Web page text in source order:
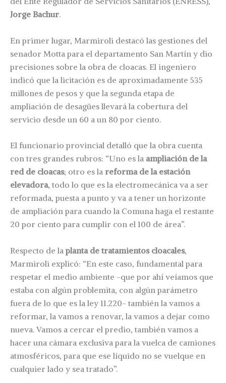
Jorge Bachur.
En primer lugar, Marmiroli destacó las gestiones del
senador Motta para el departamento San Martín y dio
precisiones sobre la obra de cloacas. El ingeniero
indicó que la licitación es de aproximadamente 535
millones de pesos y que la segunda etapa de
ampliación de desagües llevará la cobertura del
servicio desde un 60 a un 80 por ciento.
El funcionario provincial detalló que la obra cuenta
con tres grandes rubros: “Uno es la ampliación de la
red de cloacas; otro es la reforma de la estación
elevadora, todo lo que es la electromecánica va a ser
reformada, puesta a punto y va a tener un horizonte
de ampliación para cuando la Comuna haga el restante
20 por ciento para cumplir con el 100 de área”.
Respecto de laplanta de tratamientos cloacales,
Marmiroli explicó: “En este caso, fundamental para
respetar el medio ambiente -que por ahí veíamos que
estaba con algún problemita, con algún parámetro
fuera de lo que es la ley 11.220- también la vamos a
reformar, la vamos a renovar, la vamos a dejar como
nueva. Vamos a cercar el predio, también vamos a
hacer una cámara exclusiva para la vuelca de camiones
atmosféricos, para que ese líquido no se vuelque en
cualquier lado y sea tratado”.